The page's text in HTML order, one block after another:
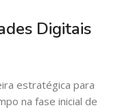
Digitais
estratégica para
na fase inicial de